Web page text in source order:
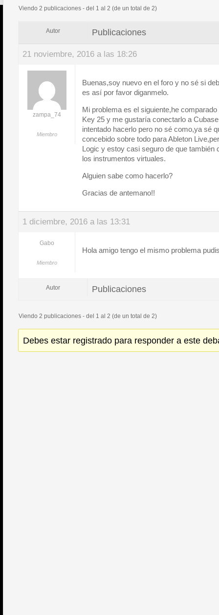
Viendo 2 publicaciones - del 1 al 2 (de un total de 2)
Autor Publicaciones
21 noviembre, 2016 a las 18:26
zampa_74
Miembro
Buenas,soy nuevo en el foro y no sé si
es así por favor diganmelo.
Mi problema es el siguiente,he
Key 25 y me gustaría conectarlo a
intentado hacerlo pero no sé como,ya sé
concebido sobre todo para Ableton
Logic y estoy casi seguro de que también
los instrumentos virtuales.
Alguien sabe como hacerlo?
Gracias de antemano!!
1 diciembre, 2016 a las 13:31
Gabo
Miembro
Hola amigo tengo el mismo problema
Autor Publicaciones
Viendo 2 publicaciones - del 1 al 2 (de un total de 2)
Debes estar registrado para responder a este